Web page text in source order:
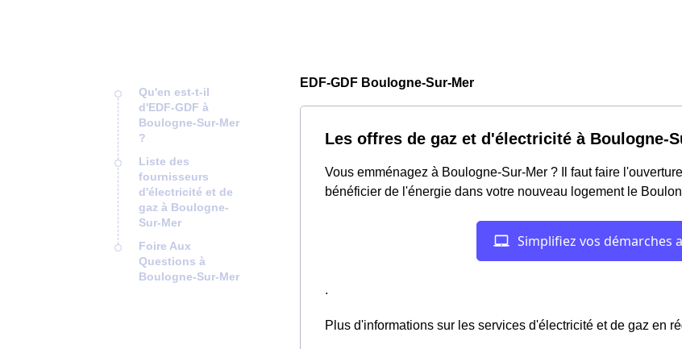
Qu'en est-t-il
d'EDF-GDF à
Boulogne-Sur-Mer
?
Liste des
fournisseurs
d'électricité et de
gaz à Boulogne-
Sur-Mer
Foire Aux
Questions à
Boulogne-Sur-Mer
EDF-GDF Boulogne-Sur-Mer
Les offres de gaz et d'électricité à Boulogne-
Vous emménagez à Boulogne-Sur-Mer ? Il faut faire
bénéficier de l'énergie dans votre nouveau logement le
.
Plus d'informations sur les services d'électricité et de gaz en